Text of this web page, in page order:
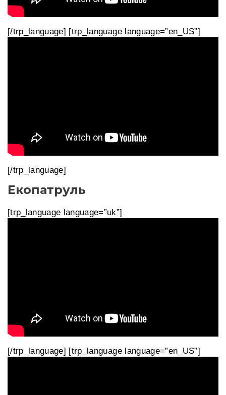
[/trp_language] [trp_language language=”en_US”]
[/trp_language]
Екопатруль
[trp_language language=”uk”]
[/trp_language] [trp_language language=”en_US”]